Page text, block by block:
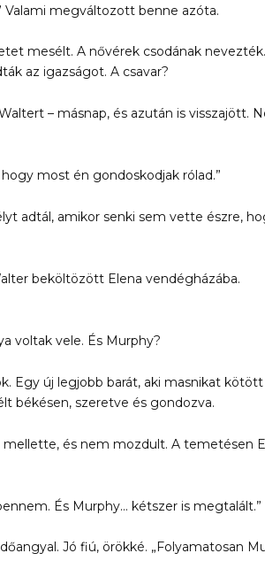
megváltozott benne azóta.
mesélt. A nővérek csodának
az igazságot. A csavar?
– másnap, és azután is visszajött.
most én gondoskodjak rólad.”
adtál, amikor senki sem vette észre,
beköltözött Elena vendégházába.
voltak vele. És Murphy?
Egy új legjobb barát, aki masnikat kötött
békésen, szeretve és gondozva.
és nem mozdult. A temetésen
És Murphy… kétszer is megtalált.”
Jó fiú, örökké. „Folyamatosan